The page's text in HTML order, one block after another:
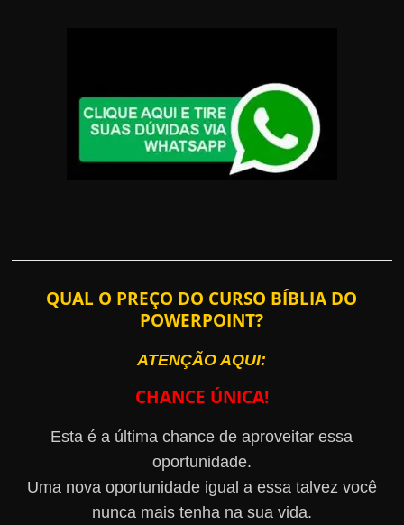
QUAL O PREÇO DO CURSO BÍBLIA DO
POWERPOINT?
ATENÇÃO AQUI:
CHANCE ÚNICA!
Esta é a última chance de aproveitar essa
oportunidade.
Uma nova oportunidade igual a essa talvez você
nunca mais tenha na sua vida.